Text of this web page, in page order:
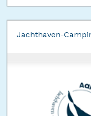
Jachthaven-